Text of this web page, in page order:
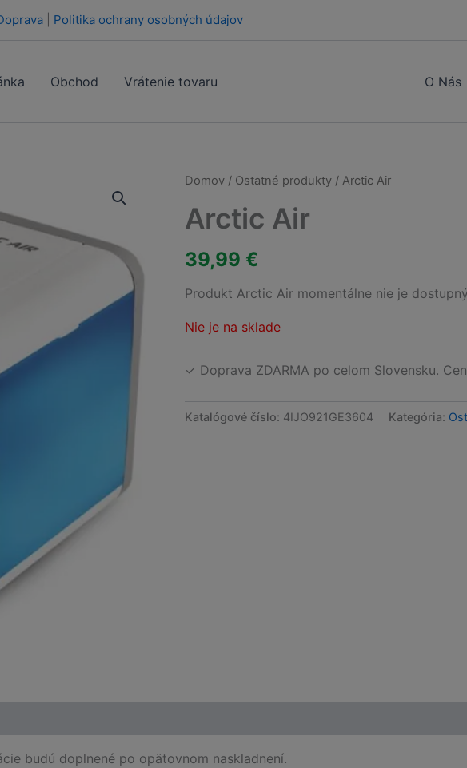
Politika ochrany osobných údajov
Obchod Vrátenie tovaru O Nás
Domov / Ostatné produkty / Arctic Air
Arctic Air
39,99 €
Produkt Arctic Air momentálne nie je
Nie je na sklade
✓ Doprava ZDARMA po celom Slovensku.
Katalógové číslo: 4IJO921GE3604 Kategória:
budú doplnené po opätovnom naskladnení.